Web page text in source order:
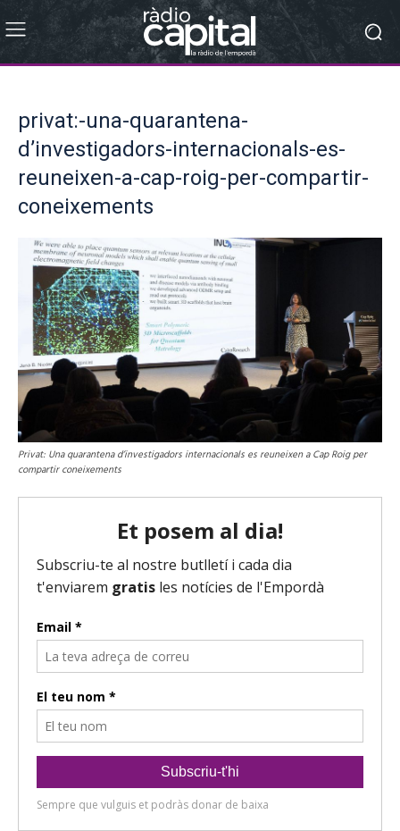
privat:-una-quarantena-
d’investigadors-internacionals-es-
reuneixen-a-cap-roig-per-compartir-
coneixements
Privat: Una quarantena d’investigadors internacionals es reuneixen a Cap Roig per
compartir coneixements